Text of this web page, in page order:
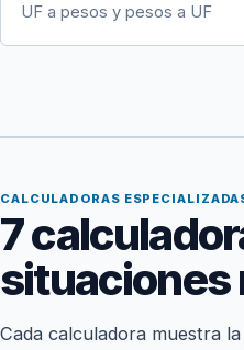
UF a pesos y pesos a UF
CALCULADORAS
7
situaciones
Cada calculadora muestra